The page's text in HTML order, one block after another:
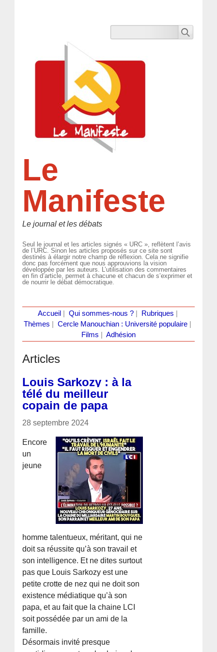
Le
Manifeste
Le journal et les débats
Seul le journal et les articles signés « URC », reflètent l’avis
de l’URC. Sinon les articles proposés sur ce site sont
destinés à élargir notre champ de réflexion. Cela ne signifie
donc pas forcément que nous approuvions la vision
développée par les auteurs. L’utilisation des commentaires
en fin d’article, permet à chacune et chacun de s’exprimer et
de nourrir le débat démocratique.
Accueil Qui sommes-nous ?| Rubriques
Thèmes
Cercle Manouchian : Université populaire
Films
Adhésion
Articles
Louis Sarkozy : à la
télé du meilleur
copain de papa
28 septembre 2024
Encore
un
jeune
homme talentueux, méritant, qui ne
doit sa réussite qu’à son travail et
son intelligence. Et ne dites surtout
pas que Louis Sarkozy est une
petite crotte de nez qui ne doit son
existence médiatique qu’à son
papa, et au fait que la chaine LCI
soit possédée par un ami de la
famille.
Désormais invité presque